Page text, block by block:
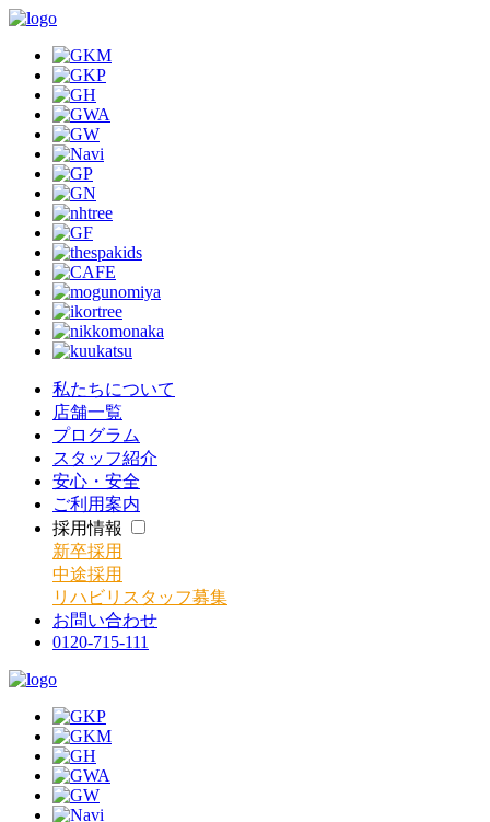
私たちについて
店舗一覧
プログラム
スタッフ紹介
安心・安全
ご利用案内
採用情報
新卒採用
中途採用
リハビリスタッフ募集
お問い合わせ
0120-715-111